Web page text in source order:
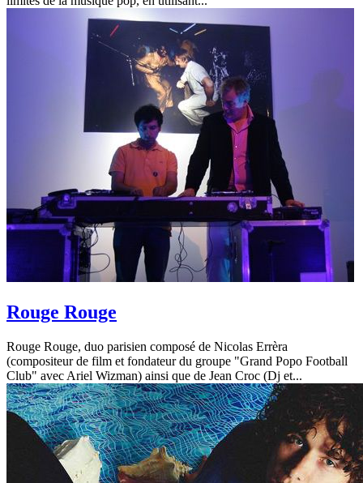
Rouge Rouge
Rouge Rouge, duo parisien composé de Nicolas Errèra
(compositeur de film et fondateur du groupe "Grand Popo Football
Club" avec Ariel Wizman) ainsi que de Jean Croc (Dj et...